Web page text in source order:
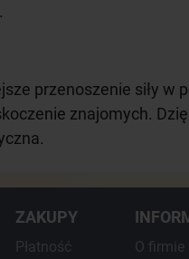
przenoszenie siły
znajomych.
ZAKUPY
Płatność O firmie